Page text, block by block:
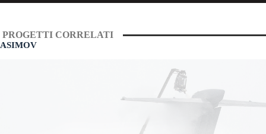
PROGETTI CORRELATI
ASIMOV